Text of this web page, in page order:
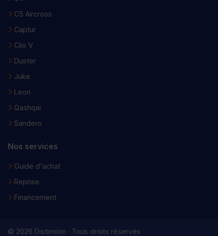
C5 Aircross
Captur
Clio V
Duster
Juke
Leon
Qashqai
Sandero
Nos services
Guide d'achat
Reprise
Financement
© 2026 Distinxion · Tous droits réservés